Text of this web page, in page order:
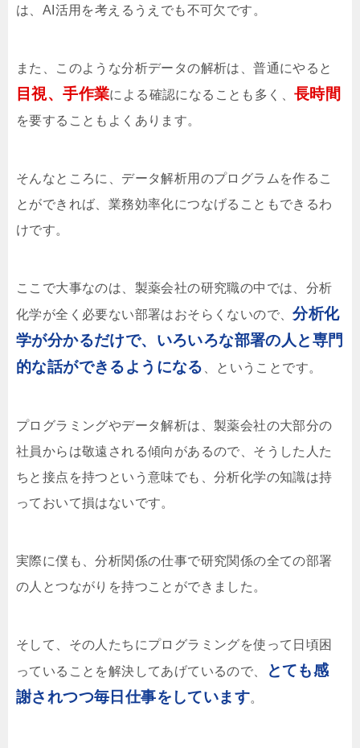
は、AI活用を考えるうえでも不可欠です。
また、このような分析データの解析は、普通にやると
目視、手作業による確認になることも多く、長時間
を要することもよくあります。
そんなところに、データ解析用のプログラムを作るこ
とができれば、業務効率化につなげることもできるわ
けです。
ここで大事なのは、製薬会社の研究職の中では、分析
化学が全く必要ない部署はおそらくないので、分析化
学が分かるだけで、いろいろな部署の人と専門
的な話ができるようになる
、ということです。
プログラミングやデータ解析は、製薬会社の大部分の
社員からは敬遠される傾向があるので、そうした人た
ちと接点を持つという意味でも、分析化学の知識は持
っておいて損はないです。
実際に僕も、分析関係の仕事で研究関係の全ての部署
の人とつながりを持つことができました。
そして、その人たちにプログラミングを使って日頃困
っていることを解決してあげているので、
とても感
謝されつつ毎日仕事をしています。